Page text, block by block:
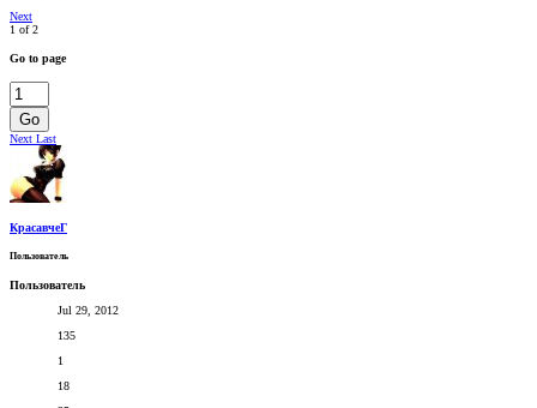
Next
1 of 2
Go to page
Go
Next Last
КрасавчеГ
Пользователь
Пользователь
Jul 29, 2012
135
1
18